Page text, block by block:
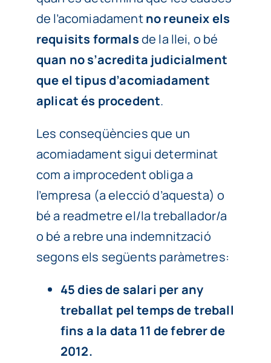
de l’acomiadamentno reuneix els
requisits formalsde la llei, o bé
quan no s’acredita judicialment
que el tipus d’acomiadament
aplicat és procedent.
Les conseqüències que un
acomiadament sigui determinat
com a improcedent obliga a
l’empresa (a elecció d’aquesta) o
bé a readmetre el/la treballador/a
o bé a rebre una indemnització
segons els següents paràmetres:
45 dies de salari per any
treballat pel temps de treball
fins a la data 11 de febrer de
2012.